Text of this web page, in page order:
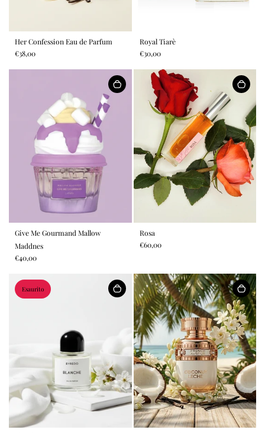
Her Confession Eau de Parfum
€38,00
Royal Tiarè
€30,00
Give Me Gourmand Mallow
Maddnes
€40,00
Rosa
€60,00
Esaurito